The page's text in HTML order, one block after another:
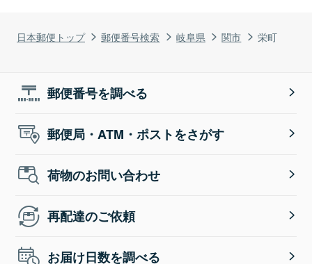
日本郵便トップ 郵便番号検索 岐阜県 関市 栄町
郵便番号を調べる
郵便局・ATM・ポストをさがす
荷物のお問い合わせ
再配達のご依頼
お届け日数を調べる